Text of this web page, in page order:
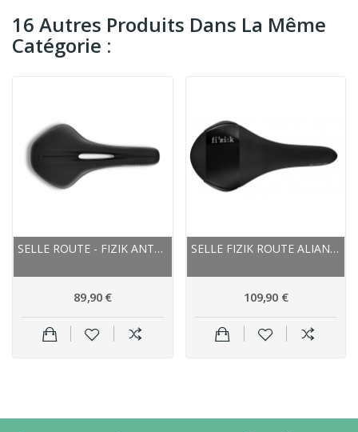
16 Autres Produits Dans La Même
Catégorie :
SELLE ROUTE - FIZIK ANTARES R5 OPEN RÉGULAR 141...
89,90 €
SELLE FIZIK ROUTE ALIANTE R3 KIUM RÉGULAR...
109,90 €